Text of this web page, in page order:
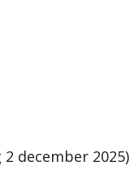
december 2025)